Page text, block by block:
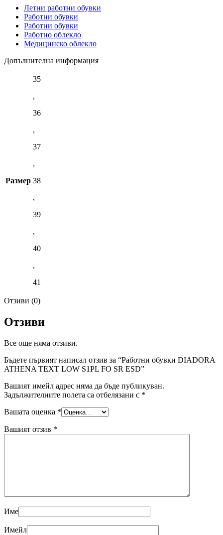
Летни работни обувки
Работни обувки
Работни обувки
Работно облекло
Медицинско облекло
Допълнителна информация
Размер
35
,
36
,
37
,
38
,
39
,
40
,
41
Отзиви (0)
Отзиви
Все още няма отзиви.
Бъдете първият написал отзив за “Работни обувки DIADORA
ATHENA TEXT LOW S1PL FO SR ESD”
Вашият имейл адрес няма да бъде публикуван.
Задължителните полета са отбелязани с *
Вашата оценка *
Вашият отзив *
Име
Имейл